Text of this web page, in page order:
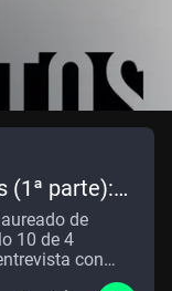
(1ª parte):
de
10 de 4
con
un "Uno